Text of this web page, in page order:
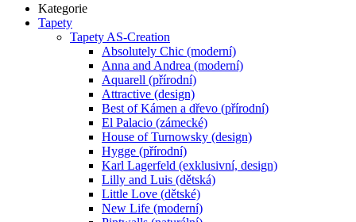
Kategorie
Tapety
Tapety AS-Creation
Absolutely Chic (moderní)
Anna and Andrea (moderní)
Aquarell (přírodní)
Attractive (design)
Best of Kámen a dřevo (přírodní)
El Palacio (zámecké)
House of Turnowsky (design)
Hygge (přírodní)
Karl Lagerfeld (exklusivní, design)
Lilly and Luis (dětská)
Little Love (dětské)
New Life (moderní)